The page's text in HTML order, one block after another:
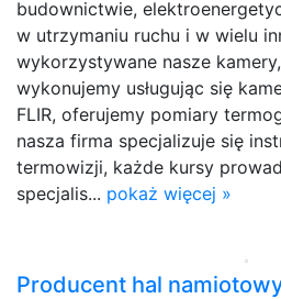
budownictwie,
w utrzymaniu ruchu i w wielu
wykorzystywane nasze kamery,
wykonujemy usługując się
FLIR, oferujemy pomiary
nasza firma specjalizuje się
termowizji, każde kursy
specjalis... pokaż więcej »
Producent hal